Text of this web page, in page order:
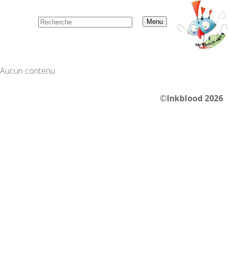
Menu
Aucun contenu.
©Inkblood 2026